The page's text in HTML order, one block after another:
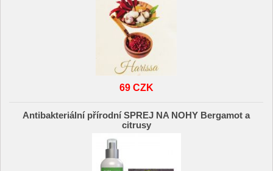
69 CZK
Antibakteriální přírodní SPREJ NA NOHY Bergamot a
citrusy